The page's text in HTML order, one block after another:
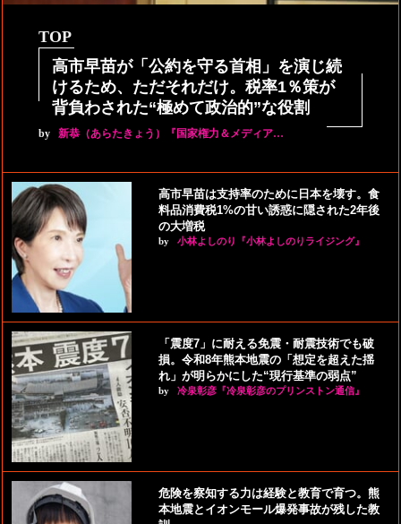
TOP
高市早苗が「公約を守る首相」を演じ続
けるため、ただそれだけ。税率1％策が
背負わされた“極めて政治的”な役割
by 新恭（あらたきょう）『国家権力＆メディア…
高市早苗は支持率のために日本を壊す。食
料品消費税1%の甘い誘惑に隠された2年後
の大増税
by 小林よしのり『小林よしのりライジング』
「震度7」に耐える免震・耐震技術でも破
損。令和8年熊本地震の「想定を超えた揺
れ」が明らかにした“現行基準の弱点”
by 冷泉彰彦『冷泉彰彦のプリンストン通信』
危険を察知する力は経験と教育で育つ。熊
本地震とイオンモール爆発事故が残した教